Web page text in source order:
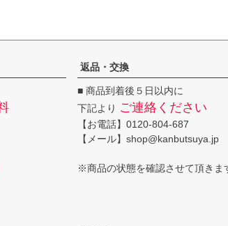
返品・交換
■ 商品到着後５日以内に
下記より ご連絡ください
【お電話】0120-804-687
【メール】shop@kanbutsuya.jp
※商品の状態を確認させて頂きま